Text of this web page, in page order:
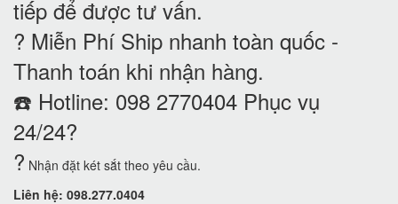
tiếp để được tư vấn.
? Miễn Phí Ship nhanh toàn quốc -
Thanh toán khi nhận hàng.
☎️ Hotline: 098 2770404 Phục vụ
24/24?
? Nhận đặt két sắt theo yêu cầu.
Liên hệ: 098.277.0404